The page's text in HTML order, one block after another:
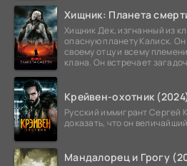
Хищник: Планета
Хищник Дек, изгнанный из
опасную планету Калиск.
своему отцу и всему
клана. Он встречает
Крейвен-охотник
Русский иммигрант Сергей
доказать, что он
Мандалорец и Грогу